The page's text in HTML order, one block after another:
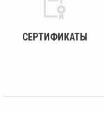
СЕРТИФИКАТЫ